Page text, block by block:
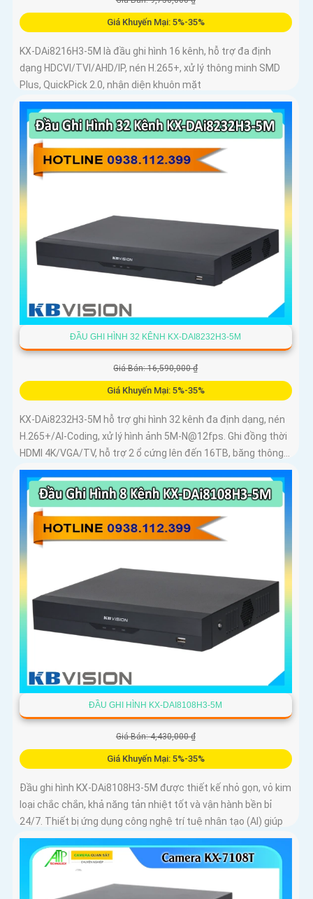
Giá Khuyến Mại: 5%-35%
KX-DAi8216H3-5M là đầu ghi hình 16 kênh, hỗ trợ đa định
dạng HDCVI/TVI/AHD/IP, nén H.265+, xử lý thông minh SMD
Plus, QuickPick 2.0, nhận diện khuôn mặt
ĐẦU GHI HÌNH 32 KÊNH KX-DAI8232H3-5M
Giá Bán: 16,590,000 ₫
Giá Khuyến Mại: 5%-35%
KX-DAi8232H3-5M hỗ trợ ghi hình 32 kênh đa định dạng, nén
H.265+/AI-Coding, xử lý hình ảnh 5M-N@12fps. Ghi đồng thời
HDMI 4K/VGA/TV, hỗ trợ 2 ổ cứng lên đến 16TB, băng thông...
ĐẦU GHI HÌNH KX-DAI8108H3-5M
Giá Bán: 4,430,000 ₫
Giá Khuyến Mại: 5%-35%
Đầu ghi hình KX-DAi8108H3-5M được thiết kế nhỏ gọn, vỏ kim
loại chắc chắn, khả năng tản nhiệt tốt và vận hành bền bỉ
24/7. Thiết bị ứng dụng công nghệ trí tuệ nhân tạo (AI) giúp
lọc báo động giả, nhận diện chính xác khuôn mặt và phương
tiện, giúp người dùng dễ dàng tìm kiếm dữ liệu nhanh chóng